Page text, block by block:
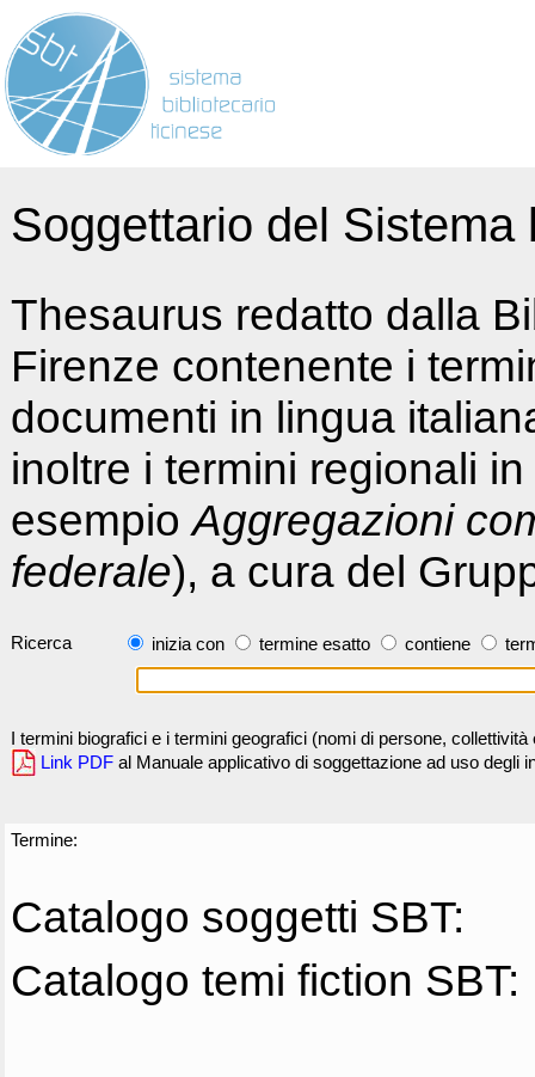
Soggettario del
Thesaurus redatto dalla
Firenze contenente i
documenti in lingua
inoltre i termini regionali
esempioAggregazioni
federale), a cura del
Ricerca inizia con termine esatto contiene
I termini biografici e i termini geografici (nomi di persone,
Link PDF al Manuale applicativo di soggettazione ad uso degli
Termine:
Catalogo soggetti SBT:
Catalogo temi fiction SBT: